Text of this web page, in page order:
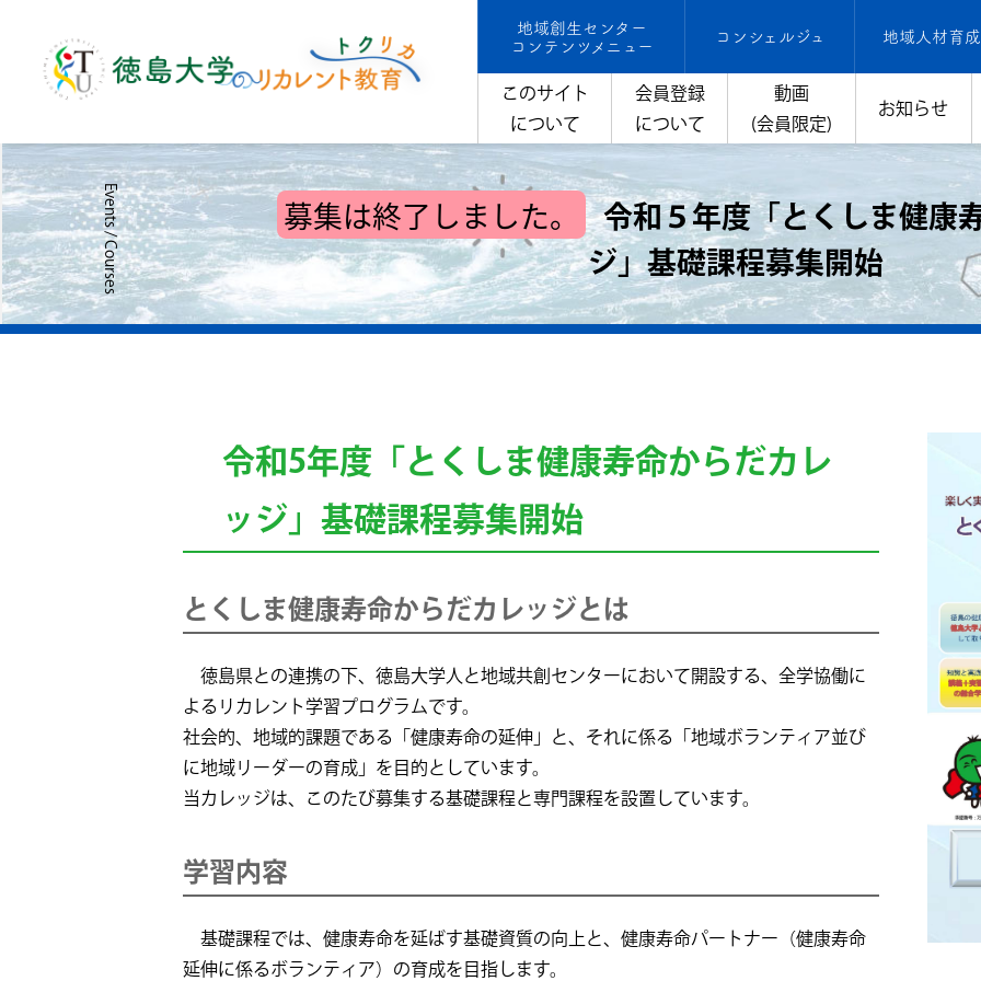
地域創生センター
コンテンツメニュー
コンシェルジュ 地域人材育成
このサイト
について
会員登録
について
動画
(会員限定)
お知らせ
募集は終了しました。
令和５年度「とくしま健康
ジ」基礎課程募集開始
令和5年度「とくしま健康寿命からだカレ
ッジ」基礎課程募集開始
とくしま健康寿命からだカレッジとは
徳島県との連携の下、徳島大学人と地域共創センターにおいて開設する、全学協働に
よるリカレント学習プログラムです。
社会的、地域的課題である「健康寿命の延伸」と、それに係る「地域ボランティア並び
に地域リーダーの育成」を目的としています。
当カレッジは、このたび募集する基礎課程と専門課程を設置しています。
学習内容
基礎課程では、健康寿命を延ばす基礎資質の向上と、健康寿命パートナー（健康寿命
延伸に係るボランティア）の育成を目指します。